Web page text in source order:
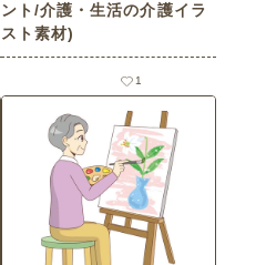
ント/介護・生活の介護イラ
スト素材)
1